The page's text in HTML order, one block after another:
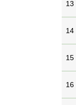
13
14
15
16